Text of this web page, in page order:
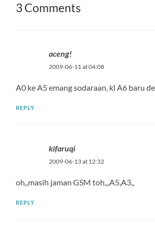
3 Comments
aceng!
2009-06-11 at 04:08
A0 ke A5 emang sodaraan, kl A6 baru
REPLY
kifaruqi
2009-06-13 at 12:32
oh,,masih jaman GSM toh,,,A5,A3,,
REPLY